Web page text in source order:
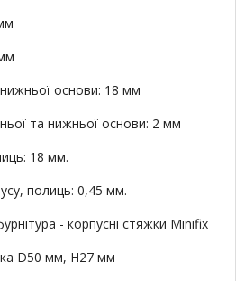
основи: 18 мм
та нижньої основи: 2 мм
18 мм.
полиць: 0,45 мм.
- корпусні стяжки Minifix
D50 мм, H27 мм